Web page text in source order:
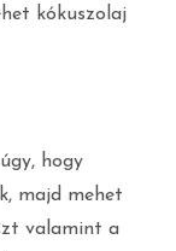
kókuszolaj
hogy
majd mehet
valamint a